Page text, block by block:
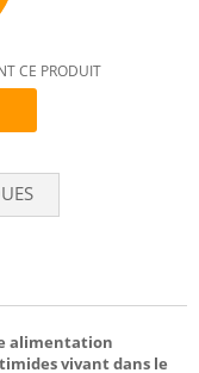
CE PRODUIT
alimentation
vivant dans le